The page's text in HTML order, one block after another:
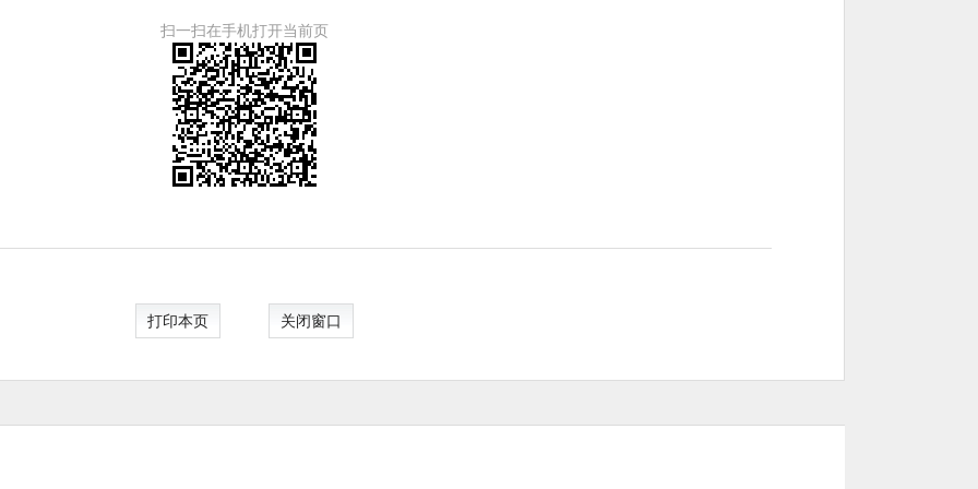
扫一扫在手机打开当前页
打印本页 关闭窗口